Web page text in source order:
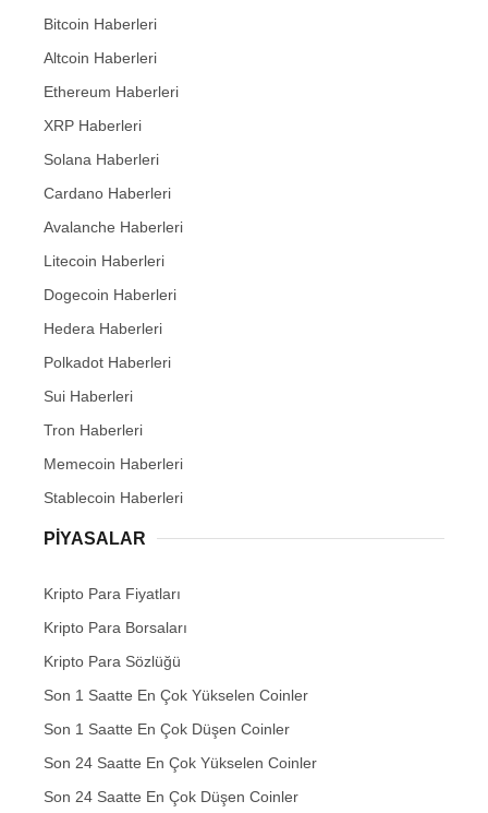
Bitcoin Haberleri
Altcoin Haberleri
Ethereum Haberleri
XRP Haberleri
Solana Haberleri
Cardano Haberleri
Avalanche Haberleri
Litecoin Haberleri
Dogecoin Haberleri
Hedera Haberleri
Polkadot Haberleri
Sui Haberleri
Tron Haberleri
Memecoin Haberleri
Stablecoin Haberleri
PIYASALAR
Kripto Para Fiyatları
Kripto Para Borsaları
Kripto Para Sözlüğü
Son 1 Saatte En Çok Yükselen Coinler
Son 1 Saatte En Çok Düşen Coinler
Son 24 Saatte En Çok Yükselen Coinler
Son 24 Saatte En Çok Düşen Coinler